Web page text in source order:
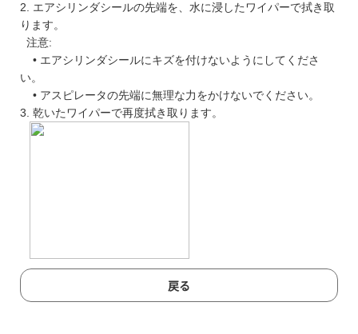
2. エアシリンダシールの先端を、水に浸したワイパーで拭き取
ります。
注意:
• エアシリンダシールにキズを付けないようにしてくださ
い。
• アスピレータの先端に無理な力をかけないでください。
3. 乾いたワイパーで再度拭き取ります。
戻る